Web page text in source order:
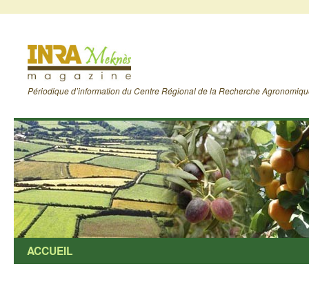
Périodique d’information du Centre Régional de la Recherche
ACCUEIL